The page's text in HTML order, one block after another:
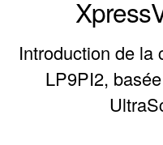
Introduction de la
LP9PI2,